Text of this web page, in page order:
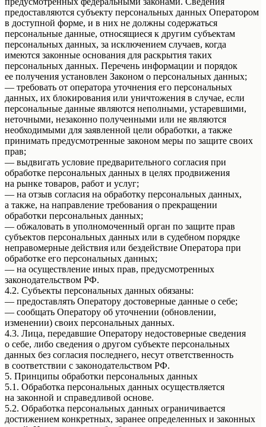
предоставляются субъекту персональных данных Оператором
в доступной форме, и в них не должны содержаться
персональные данные, относящиеся к другим субъектам
персональных данных, за исключением случаев, когда
имеются законные основания для раскрытия таких
персональных данных. Перечень информации и порядок
ее получения установлен Законом о персональных данных;
— требовать от оператора уточнения его персональных
данных, их блокирования или уничтожения в случае, если
персональные данные являются неполными, устаревшими,
неточными, незаконно полученными или не являются
необходимыми для заявленной цели обработки, а также
принимать предусмотренные законом меры по защите своих
прав;
— выдвигать условие предварительного согласия при
обработке персональных данных в целях продвижения
на рынке товаров, работ и услуг;
— на отзыв согласия на обработку персональных данных,
а также, на направление требования о прекращении
обработки персональных данных;
— обжаловать в уполномоченный орган по защите прав
субъектов персональных данных или в судебном порядке
неправомерные действия или бездействие Оператора при
обработке его персональных данных;
— на осуществление иных прав, предусмотренных
законодательством РФ.
4.2. Субъекты персональных данных обязаны:
— предоставлять Оператору достоверные данные о себе;
— сообщать Оператору об уточнении (обновлении,
изменении) своих персональных данных.
4.3. Лица, передавшие Оператору недостоверные сведения
о себе, либо сведения о другом субъекте персональных
данных без согласия последнего, несут ответственность
в соответствии с законодательством РФ.
5. Принципы обработки персональных данных
5.1. Обработка персональных данных осуществляется
на законной и справедливой основе.
5.2. Обработка персональных данных ограничивается
достижением конкретных, заранее определенных и законных